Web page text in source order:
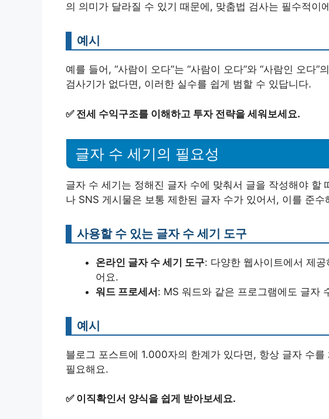
의 의미가 달라질 수 있기 때문에, 맞춤법 검사는 필수적이
예시
예를 들어, “사람이 오다”는 “사람이 오다”와 “사람인 오다
검사기가 없다면, 이러한 실수를 쉽게 범할 수 있답니다.
✅ 전세 수익구조를 이해하고 투자 전략을 세워보세요.
글자 수 세기의 필요성
글자 수 세기는 정해진 글자 수에 맞춰서 글을 작성해야 할
나 SNS 게시물은 보통 제한된 글자 수가 있어서, 이를 준
사용할 수 있는 글자 수 세기 도구
온라인 글자 수 세기 도구: 다양한 웹사이트에서 제
어요.
워드 프로세서: MS 워드와 같은 프로그램에도 글자
예시
블로그 포스트에 1.000자의 한계가 있다면, 항상 글자 수
필요해요.
✅ 이직확인서 양식을 쉽게 받아보세요.